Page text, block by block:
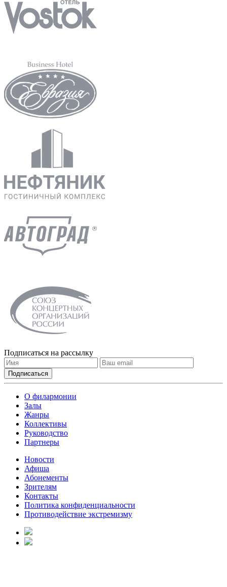
Подписаться на рассылку
О филармонии
Залы
Жанры
Коллективы
Руководство
Партнеры
Новости
Афиша
Абонементы
Зрителям
Контакты
Политика конфиденциальности
Противодействие экстремизму